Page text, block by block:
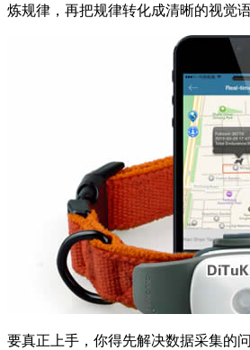
炼规律，再把规律转化成清晰的视觉语
要真正上手，你得先解决数据采集的